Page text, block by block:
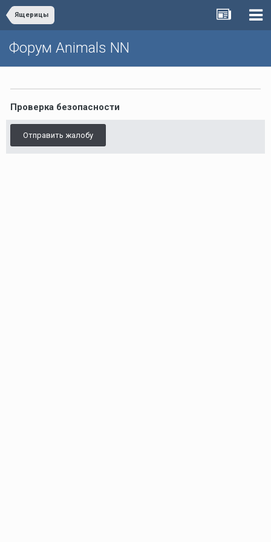
Ящерицы
Форум Animals NN
Проверка безопасности
Отправить жалобу